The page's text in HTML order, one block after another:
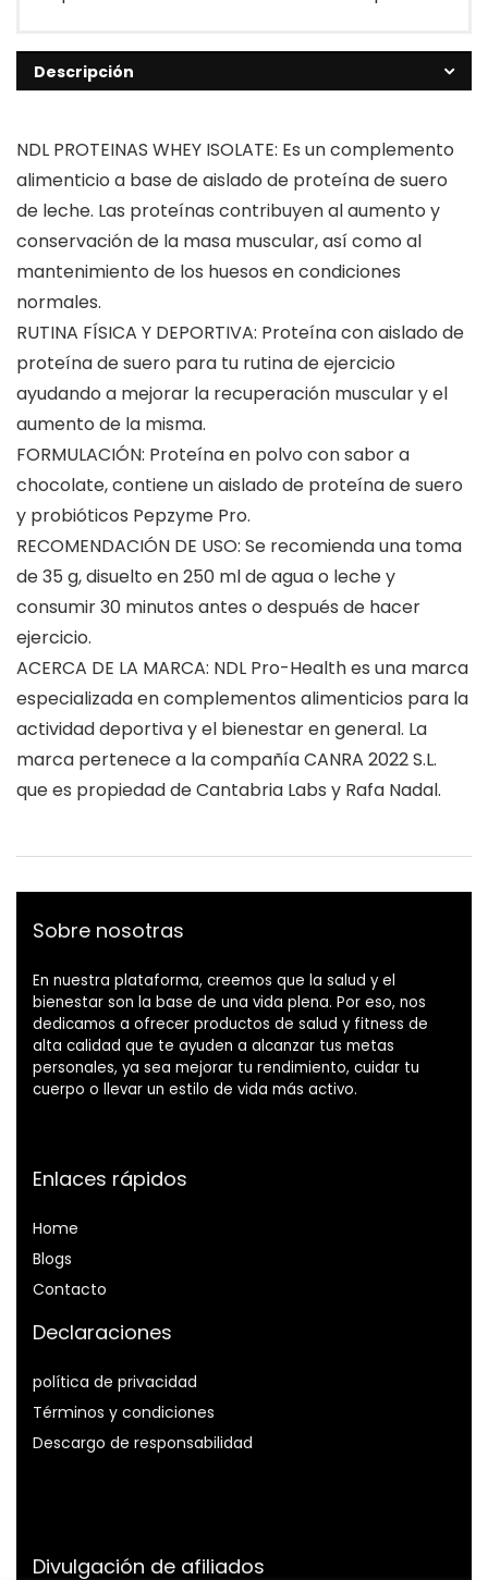
Descripción
NDL PROTEINAS WHEY ISOLATE: Es un complemento
alimenticio a base de aislado de proteína de suero
de leche. Las proteínas contribuyen al aumento y
conservación de la masa muscular, así como al
mantenimiento de los huesos en condiciones
normales.
RUTINA FÍSICA Y DEPORTIVA: Proteína con aislado de
proteína de suero para tu rutina de ejercicio
ayudando a mejorar la recuperación muscular y el
aumento de la misma.
FORMULACIÓN: Proteína en polvo con sabor a
chocolate, contiene un aislado de proteína de suero
y probióticos Pepzyme Pro.
RECOMENDACIÓN DE USO: Se recomienda una toma
de 35 g, disuelto en 250 ml de agua o leche y
consumir 30 minutos antes o después de hacer
ejercicio.
ACERCA DE LA MARCA: NDL Pro-Health es una marca
especializada en complementos alimenticios para la
actividad deportiva y el bienestar en general. La
marca pertenece a la compañía CANRA 2022 S.L.
que es propiedad de Cantabria Labs y Rafa Nadal.
Sobre nosotras
En nuestra plataforma, creemos que la salud y el
bienestar son la base de una vida plena. Por eso, nos
dedicamos a ofrecer productos de salud y fitness de
alta calidad que te ayuden a alcanzar tus metas
personales, ya sea mejorar tu rendimiento, cuidar tu
cuerpo o llevar un estilo de vida más activo.
Enlaces rápidos
Home
Blogs
Contacto
Declaraciones
política de privacidad
Términos y condiciones
Descargo de responsabilidad
Divulgación de afiliados